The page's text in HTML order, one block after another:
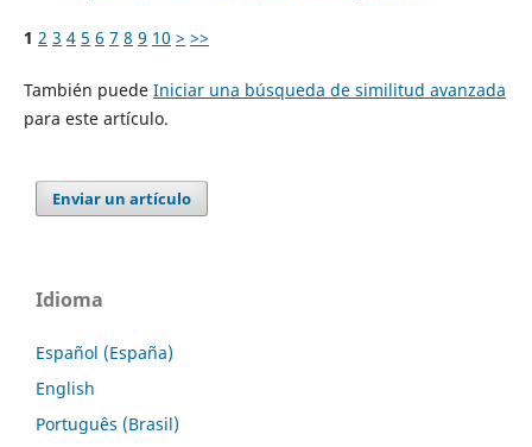
1 2 3 4 5 6 7 8 9 10 > >>
También puede Iniciar una búsqueda de similitud avanzada
para este artículo.
Enviar un artículo
Idioma
Español (España)
English
Português (Brasil)